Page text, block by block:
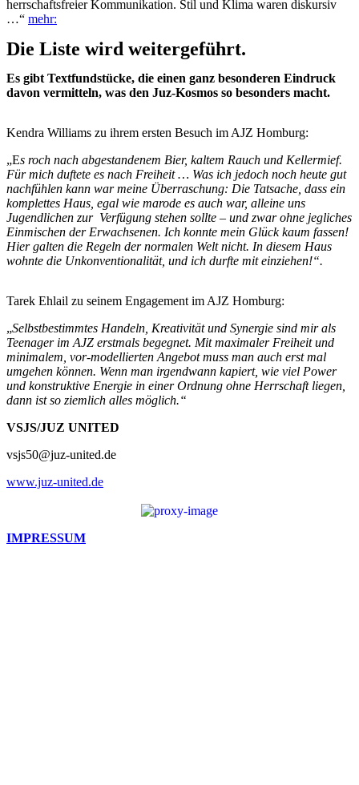
herrschaftsfreier Kommunikation. Stil und Klima waren diskursiv
…“ mehr:
Die Liste wird weitergeführt.
Es gibt Textfundstücke, die einen ganz besonderen Eindruck
davon vermitteln, was den Juz-Kosmos so besonders macht.
Kendra Williams zu ihrem ersten Besuch im AJZ Homburg:
„Es roch nach abgestandenem Bier, kaltem Rauch und Kellermief.
Für mich duftete es nach Freiheit … Was ich jedoch noch heute gut
nachfühlen kann war meine Überraschung: Die Tatsache, dass ein
komplettes Haus, egal wie marode es auch war, alleine uns
Jugendlichen zur Verfügung stehen sollte – und zwar ohne jegliches
Einmischen der Erwachsenen. Ich konnte mein Glück kaum fassen!
Hier galten die Regeln der normalen Welt nicht. In diesem Haus
wohnte die Unkonventionalität, und ich durfte mit einziehen!“.
Tarek Ehlail zu seinem Engagement im AJZ Homburg:
„Selbstbestimmtes Handeln, Kreativität und Synergie sind mir als
Teenager im AJZ erstmals begegnet. Mit maximaler Freiheit und
minimalem, vor-modellierten Angebot muss man auch erst mal
umgehen können. Wenn man irgendwann kapiert, wie viel Power
und konstruktive Energie in einer Ordnung ohne Herrschaft liegen,
dann ist so ziemlich alles möglich.“
VSJS/JUZ UNITED
vsjs50@juz-united.de
www.juz-united.de
IMPRESSUM